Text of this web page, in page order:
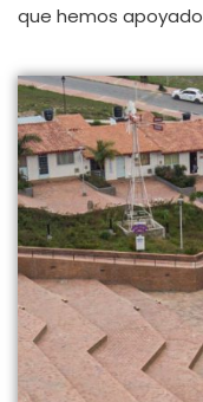
que hemos apoyado